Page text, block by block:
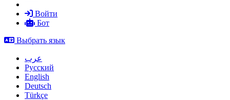
Войти
Бот
Выбрать язык
عرب
Русский
English
Deutsch
Türkçe